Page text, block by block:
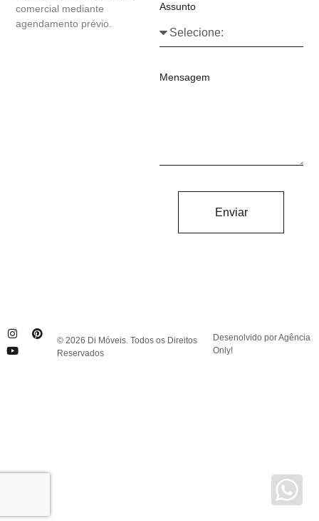
comercial mediante
agendamento prévio.
Assunto
Mensagem
Enviar
© 2026 Di Móveis. Todos os Direitos
Reservados
Desenolvido por Agência
Only!